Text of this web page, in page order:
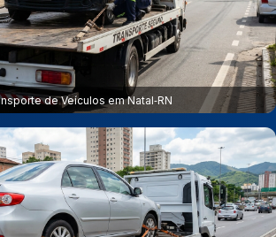
de Veículos em Natal‑RN